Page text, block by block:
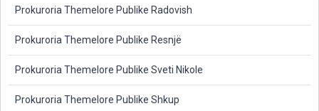
Prokuroria Themelore Publike Radovish
Prokuroria Themelore Publike Resnjë
Prokuroria Themelore Publike Sveti Nikole
Prokuroria Themelore Publike Shkup